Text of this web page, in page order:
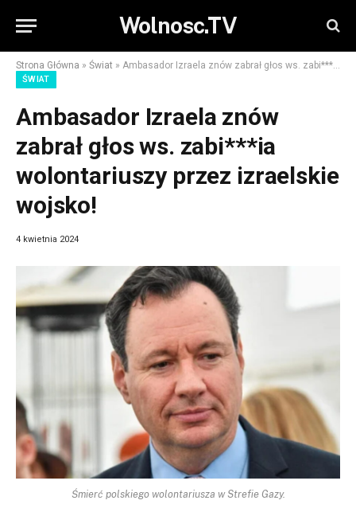
Wolnosc.TV
Strona Główna » Świat » Ambasador Izraela znów zabrał głos ws. zabi***ia wolontariuszy przez izraelskie wojsko!
ŚWIAT
Ambasador Izraela znów
zabrał głos ws. zabi***ia
wolontariuszy przez izraelskie
wojsko!
4 kwietnia 2024
Śmierć polskiego wolontariusza w Strefie Gazy.